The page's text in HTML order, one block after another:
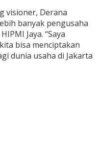
visioner, Derana
banyak pengusaha
Jaya. “Saya
bisa menciptakan
dunia usaha di Jakarta